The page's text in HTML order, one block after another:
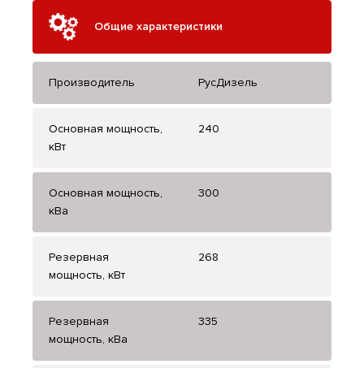
Общие характеристики
Производитель РусДизель
Основная мощность,
кВт
240
Основная мощность,
кВа
300
Резервная
мощность, кВт
268
Резервная
мощность, кВа
335